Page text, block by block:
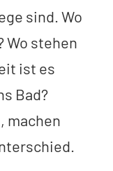
sind. Wo
Wo stehen
ist es
Bad?
machen